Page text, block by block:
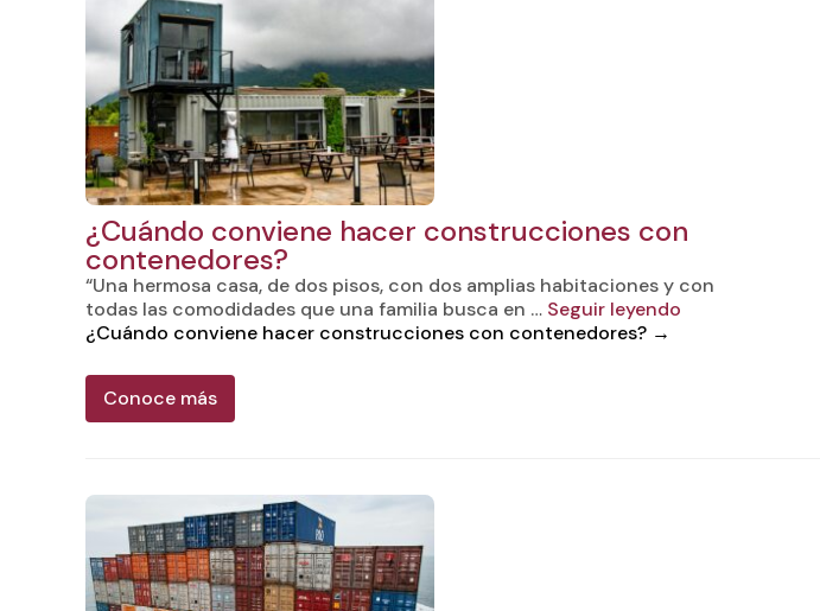
¿Cuándo conviene hacer construcciones con
contenedores?
“Una hermosa casa, de dos pisos, con dos amplias habitaciones y con
todas las comodidades que una familia busca en … Seguir leyendo
¿Cuándo conviene hacer construcciones con contenedores? →
Conoce más